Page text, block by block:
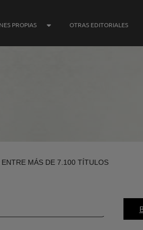
PROPIAS SUBMENÚ COLECCIONES PROPIAS
OTRAS EDITORIALES
MÁS DE 7.100 TÍTULOS